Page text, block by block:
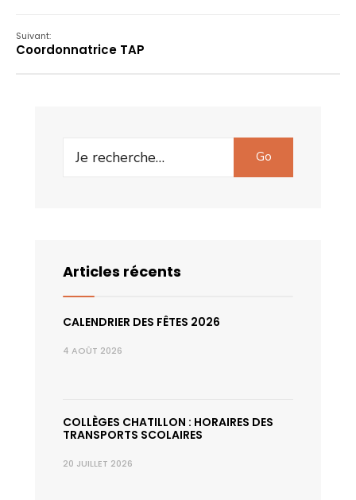
Suivant:
Coordonnatrice TAP
Search
Go
Articles récents
CALENDRIER DES FÊTES 2026
4 AOÛT 2026
COLLÈGES CHATILLON : HORAIRES DES
TRANSPORTS SCOLAIRES
20 JUILLET 2026